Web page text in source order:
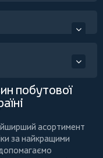
побутової
асортимент
за найкращими